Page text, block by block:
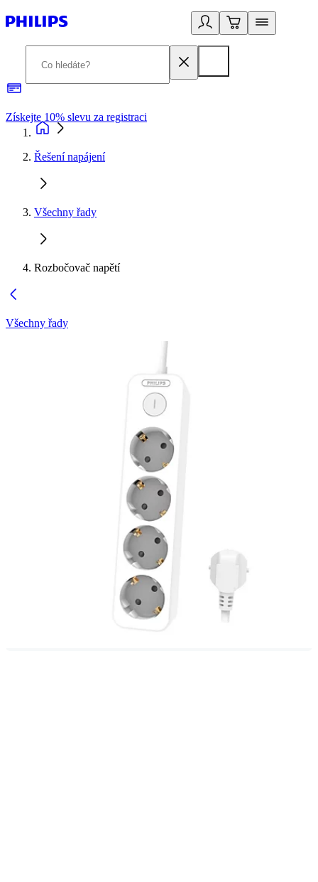
Získejte 10% slevu za registraci
Řešení napájení
Všechny řady
Rozbočovač napětí
Všechny řady